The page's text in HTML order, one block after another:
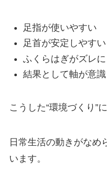
足指が使いやすい
足首が安定しやすい
ふくらはぎがズレ
結果として軸が意
こうした“環境づくり”
日常生活の動きがなめ
います。